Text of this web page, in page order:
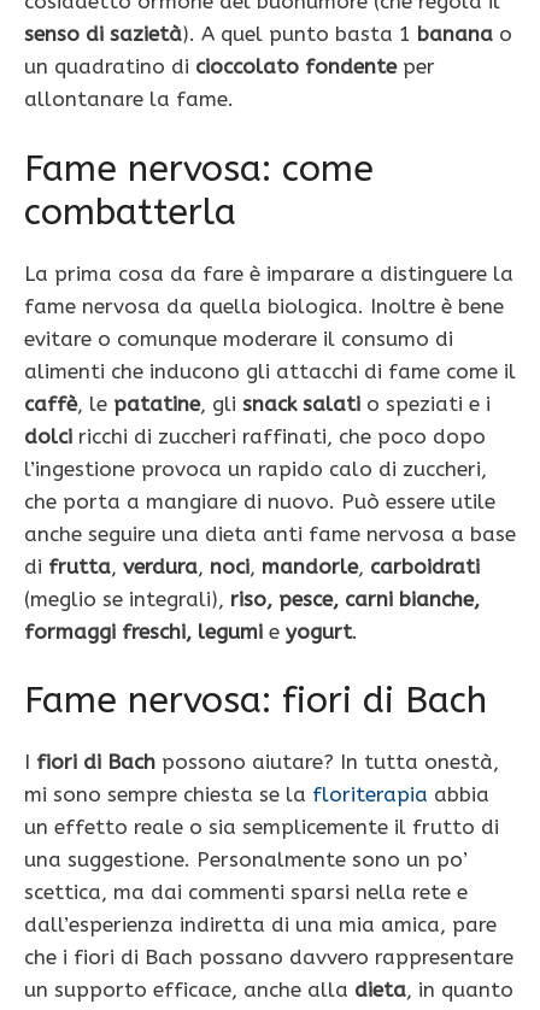
senso di sazietà). A quel punto basta 1 banana o
un quadratino di cioccolato fondenteper
allontanare la fame.
Fame nervosa: come
combatterla
La prima cosa da fare è imparare a distinguere la
fame nervosa da quella biologica. Inoltre è bene
evitare o comunque moderare il consumo di
alimenti che inducono gli attacchi di fame come il
caffè, le patatine, gli snack salati o speziati e i
dolci ricchi di zuccheri raffinati, che poco dopo
l’ingestione provoca un rapido calo di zuccheri,
che porta a mangiare di nuovo. Può essere utile
anche seguire una dieta anti fame nervosa a base
di frutta, verdura, noci, mandorle, carboidrati
(meglio se integrali), riso, pesce, carni bianche,
formaggi freschi, legumi e yogurt.
Fame nervosa: fiori di Bach
I fiori di Bach possono aiutare? In tutta onestà,
mi sono sempre chiesta se la floriterapia abbia
un effetto reale o sia semplicemente il frutto di
una suggestione. Personalmente sono un po’
scettica, ma dai commenti sparsi nella rete e
dall’esperienza indiretta di una mia amica, pare
che i fiori di Bach possano davvero rappresentare
un supporto efficace, anche alla dieta, in quanto